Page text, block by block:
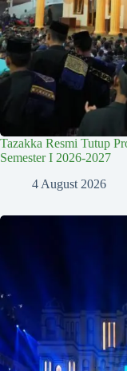
Tazakka Resmi Tutup
Semester I 2026-2027
4 August 2026